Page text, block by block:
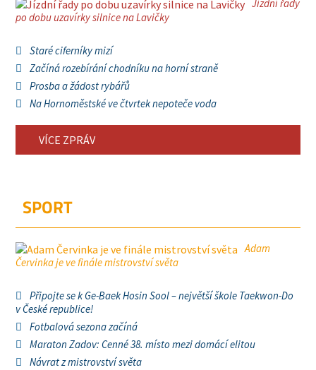
Jízdní řady
po dobu uzavírky silnice na Lavičky
Staré ciferníky mizí
Začíná rozebírání chodníku na horní straně
Prosba a žádost rybářů
Na Hornoměstské ve čtvrtek nepoteče voda
VÍCE ZPRÁV
SPORT
Adam
Červinka je ve finále mistrovství světa
Připojte se k Ge-Baek Hosin Sool – největší škole Taekwon-Do
v České republice!
Fotbalová sezona začíná
Maraton Zadov: Cenné 38. místo mezi domácí elitou
Návrat z mistrovství světa